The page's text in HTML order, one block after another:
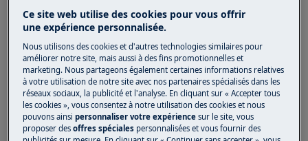
pièce?
Y a-t-il différentes plages de température
dans le réfrigérateur?
S'applique à
réfrigérateur congélateur
réfrigérateur
Ce site web utilise des cookies pour vous offrir
une expérience personnalisée.
Nous utilisons des cookies et d'autres technologies similaires pour
améliorer notre site, mais aussi à des fins promotionnelles et
marketing. Nous partageons également certaines informations relatives
à votre utilisation de notre site avec nos partenaires spécialisés dans les
réseaux sociaux, la publicité et l'analyse. En cliquant sur « Accepter tous
les cookies », vous consentez à notre utilisation des cookies et nous
pouvons ainsipersonnaliser votre expériencesur le site, vous
proposer desoffres spéciales personnalisées et vous fournir des